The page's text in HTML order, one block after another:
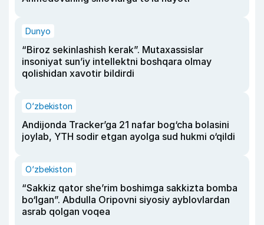
Dunyo
“Biroz sekinlashish kerak”. Mutaxassislar
insoniyat sun’iy intellektni boshqara olmay
qolishidan xavotir bildirdi
O‘zbekiston
Andijonda Tracker’ga 21 nafar bog‘cha bolasini
joylab, YTH sodir etgan ayolga sud hukmi o‘qildi
O‘zbekiston
“Sakkiz qator she’rim boshimga sakkizta bomba
bo‘lgan”. Abdulla Oripovni siyosiy ayblovlardan
asrab qolgan voqea